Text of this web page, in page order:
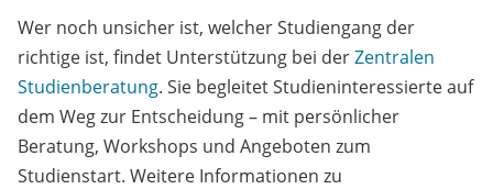
Wer noch unsicher ist, welcher Studiengang der
richtige ist, findet Unterstützung bei derZentralen
Studienberatung. Sie begleitet Studieninteressierte auf
dem Weg zur Entscheidung – mit persönlicher
Beratung, Workshops und Angeboten zum
Studienstart. Weitere Informationen zu